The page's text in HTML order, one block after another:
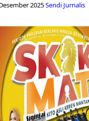
2025Sendi Jurnalis